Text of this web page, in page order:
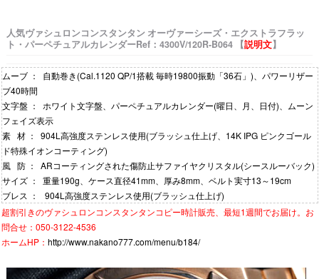
人気ヴァシュロンコンスタンタン オーヴァーシーズ・エクストラフラッ
ト・パーペチュアルカレンダーRef：4300V/120R-B064 【説明文】
ムーブ ： 自動巻き(Cal.1120 QP/1搭載 毎時19800振動「36石」)、パワーリザー
ブ40時間
文字盤 ： ホワイト文字盤、パーペチュアルカレンダー(曜日、月、日付)、ムーン
フェイズ表示
素 材 ： 904L高強度ステンレス使用(ブラッシュ仕上げ、14K IPG ピンクゴール
ド特殊イオンコーティング)
風 防 ： ARコーティングされた傷防止サファイヤクリスタル(シースルーバック)
サイズ ： 重量190g、ケース直径41mm、厚み8mm、ベルト実寸13～19cm
ブレス ： 904L高強度ステンレス使用(ブラッシュ仕上げ)
超割引きのヴァシュロンコンスタンタンコピー時計販売、最短1週間でお届け。お
問合せ：050-3122-4536
ホームHP： http://www.nakano777.com/menu/b184/